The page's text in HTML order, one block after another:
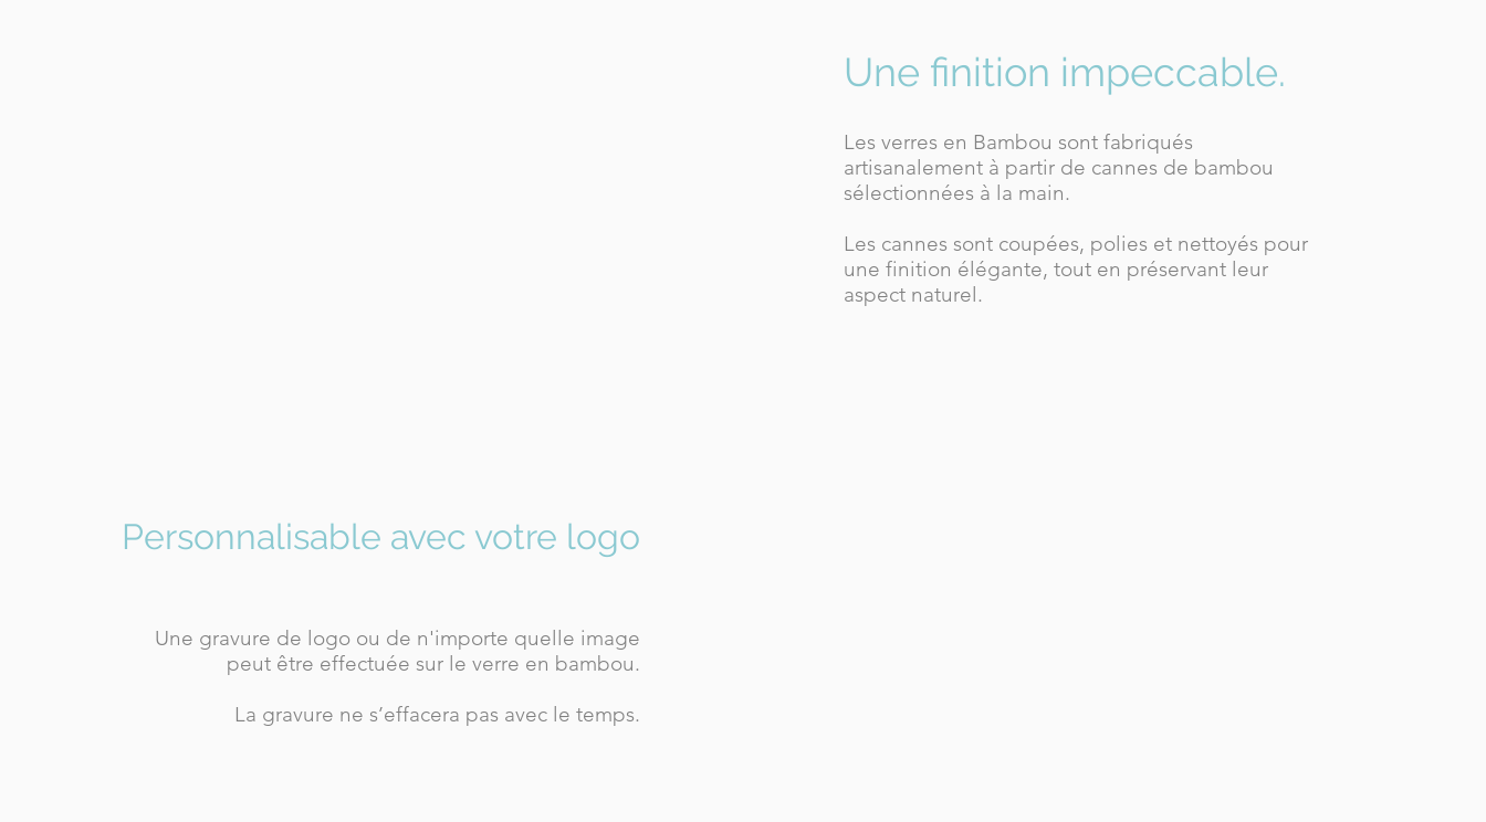
Une finition impeccable.
Les verres en Bambou sont fabriqués
artisanalement à partir de cannes de bambou
sélectionnées à la main.
Les cannes sont coupées, polies et nettoyés pour
une finition élégante, tout en préservant leur
aspect naturel.
Personnalisable avec votre logo
Une gravure de logo ou de n'importe quelle image
peut être effectuée sur le verre en bambou.
La gravure ne s’effacera pas avec le temps.